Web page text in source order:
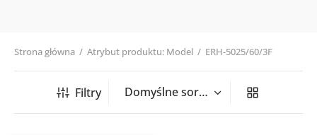
Strona główna / Atrybut produktu: Model / ERH-5025/60/3F
Filtry